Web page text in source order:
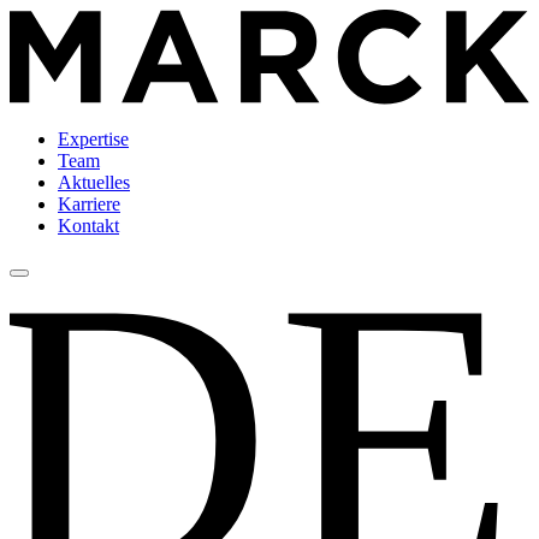
Expertise
Team
Aktuelles
Karriere
Kontakt
E